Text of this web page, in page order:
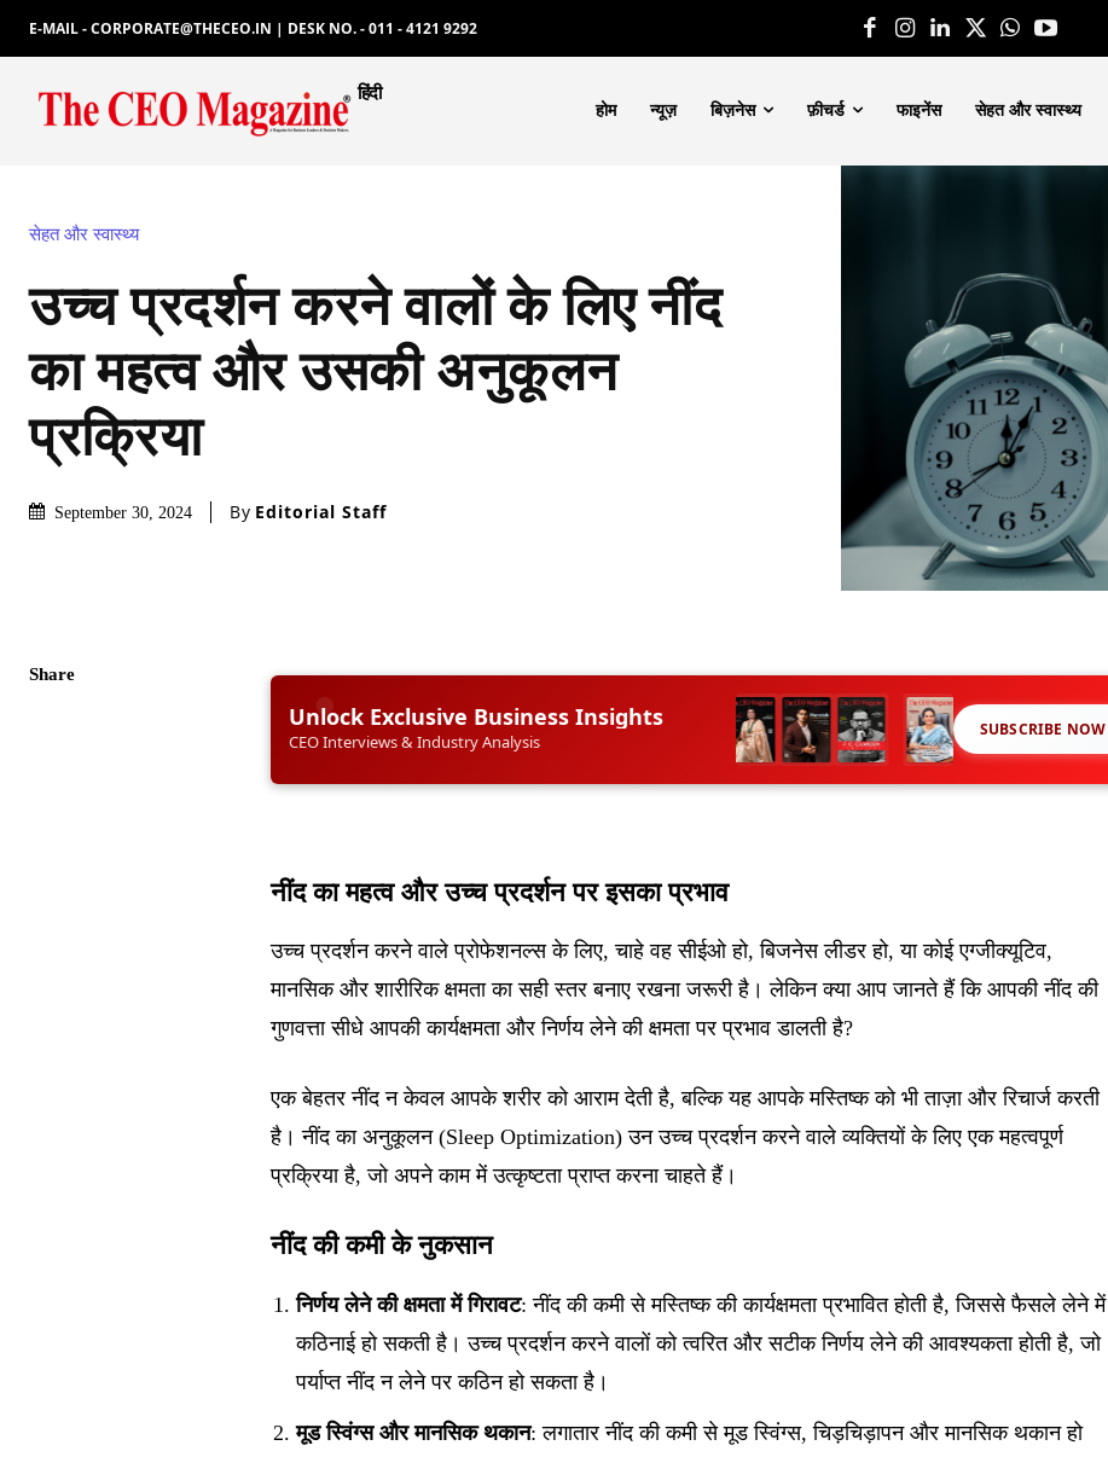
E-MAIL - CORPORATE@THECEO.IN | DESK NO. - 011 - 4121 9292
हिंदी
होम न्यूज़ बिज़नेस फ़ीचर्ड फाइनेंस सेहत और स्वास्थ्य
सेहत और स्वास्थ्य
उच्च प्रदर्शन करने वालों के लिए नींद
का महत्व और उसकी अनुकूलन
प्रक्रिया
September 30, 2024 By Editorial Staff
Share
Unlock Exclusive Business Insights
CEO Interviews & Industry Analysis
SUBSCRIBE NOW
नींद का महत्व और उच्च प्रदर्शन पर इसका प्रभाव
उच्च प्रदर्शन करने वाले प्रोफेशनल्स के लिए, चाहे वह सीईओ हो, बिजनेस लीडर हो, या कोई एग्जीक्यूटिव,
मानसिक और शारीरिक क्षमता का सही स्तर बनाए रखना जरूरी है। लेकिन क्या आप जानते हैं कि आपकी नींद की
गुणवत्ता सीधे आपकी कार्यक्षमता और निर्णय लेने की क्षमता पर प्रभाव डालती है?
एक बेहतर नींद न केवल आपके शरीर को आराम देती है, बल्कि यह आपके मस्तिष्क को भी ताज़ा और रिचार्ज करती
है। नींद का अनुकूलन (Sleep Optimization) उन उच्च प्रदर्शन करने वाले व्यक्तियों के लिए एक महत्वपूर्ण
प्रक्रिया है, जो अपने काम में उत्कृष्टता प्राप्त करना चाहते हैं।
नींद की कमी के नुकसान
निर्णय लेने की क्षमता में गिरावट: नींद की कमी से मस्तिष्क की कार्यक्षमता प्रभावित होती है, जिससे फैसले लेने में
कठिनाई हो सकती है। उच्च प्रदर्शन करने वालों को त्वरित और सटीक निर्णय लेने की आवश्यकता होती है, जो
पर्याप्त नींद न लेने पर कठिन हो सकता है।
मूड स्विंग्स और मानसिक थकान: लगातार नींद की कमी से मूड स्विंग्स, चिड़चिड़ापन और मानसिक थकान हो